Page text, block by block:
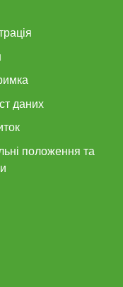
даних
положення та